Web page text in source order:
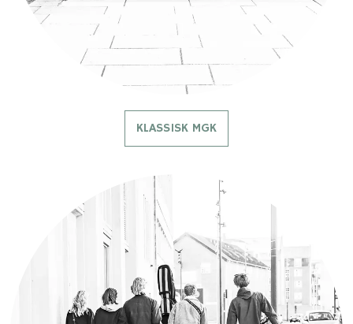
KLASSISK MGK